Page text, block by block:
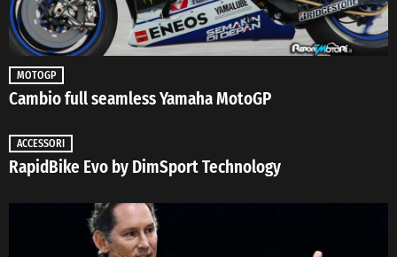
MOTOGP
Cambio full seamless Yamaha MotoGP
ACCESSORI
RapidBike Evo by DimSport Technology